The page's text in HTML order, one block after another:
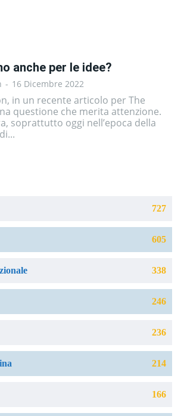
anche per le idee?
- 16 Dicembre 2022
in un recente articolo per The
questione che merita attenzione.
soprattutto oggi nell’epoca della
727
605
338
246
236
214
166